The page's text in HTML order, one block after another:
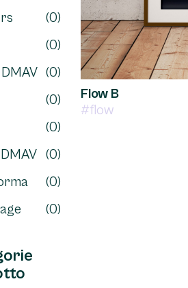
(0)
(0)
(0)
(0)
(0)
(0)
(0)
(0)
Flow B
#flow